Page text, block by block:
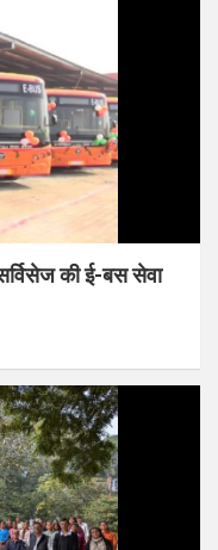
सर्विसेज की ई-बस सेवा